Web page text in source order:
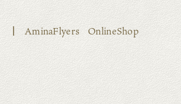
AminaFlyers OnlineShop